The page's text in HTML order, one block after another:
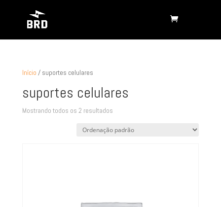
Início / suportes celulares
suportes celulares
Mostrando todos os 2 resultados